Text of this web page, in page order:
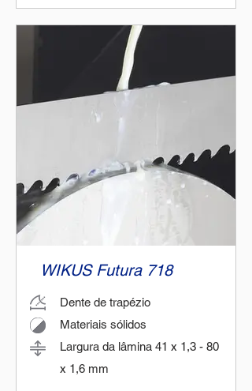
WIKUS Futura 718
Dente de trapézio
Materiais sólidos
Largura da lâmina 41 x 1,3 - 80
x 1,6 mm